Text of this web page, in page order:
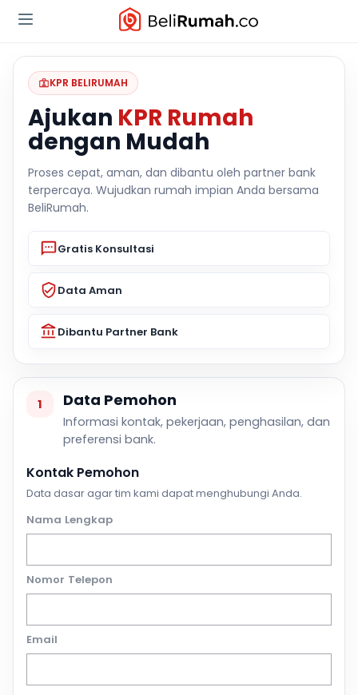
KPR BELIRUMAH
Ajukan KPR Rumah
dengan Mudah
Proses cepat, aman, dan dibantu oleh partner bank
terpercaya. Wujudkan rumah impian Anda bersama
BeliRumah.
Gratis Konsultasi
Data Aman
Dibantu Partner Bank
1 Data Pemohon
Informasi kontak, pekerjaan, penghasilan, dan
preferensi bank.
Kontak Pemohon
Data dasar agar tim kami dapat menghubungi Anda.
Nama Lengkap
Nomor Telepon
Email